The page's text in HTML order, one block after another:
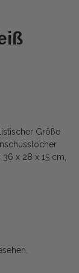
Größe
x 28 x 15 cm,